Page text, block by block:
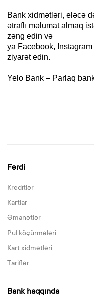
Bank xidmətləri, eləcə
ətraflı məlumat almaq
zəng edin və
ya Facebook, Instagram
ziyarət edin.
Yelo Bank – Parlaq
Fərdi
Kreditlər
Kartlar
Əmanətlər
Pul köçürmələri
Kart xidmətləri
Tariflər
Bank haqqında